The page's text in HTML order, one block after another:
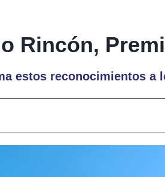
Rincón,
estos reconocimientos a